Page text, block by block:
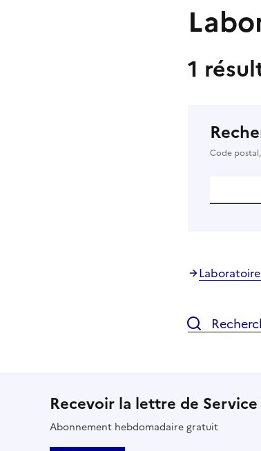
1
Code
Recevoir la lettre de
Abonnement hebdomadaire gratuit